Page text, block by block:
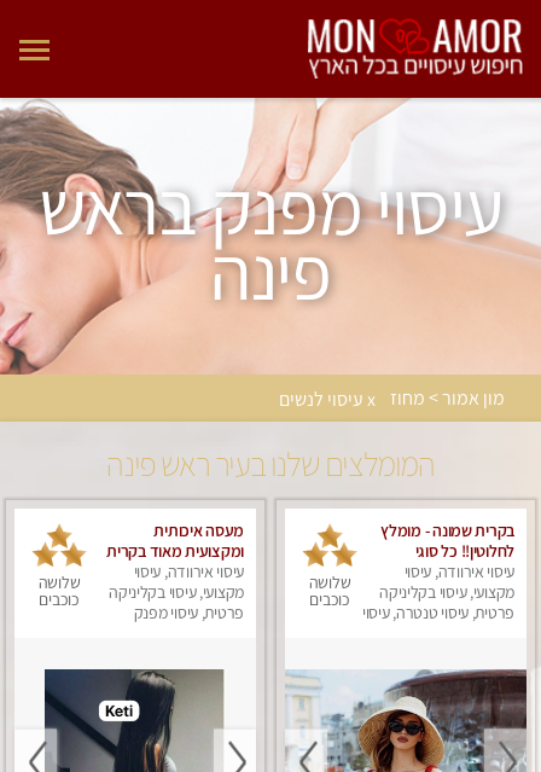
עיסוי מפנק בראש
פינה
מון אמור > מחוז x עיסוי לנשים
המומלצים שלנו בעיר ראש פינה
בקרית שמונה - מומלץ
לחלוטין!! כל סוגי
העיסויים מעסה מקצועית
ואיכותית פרטי!!!
עיסוי אירוודה, עיסוי
מקצועי, עיסוי בקליניקה
פרטית, עיסוי טנטרה, עיסוי
שלושה
כוכבים
מעסה איכותית
ומקצועית מאוד בקרית
ביאליק
עיסוי אירוודה, עיסוי
מקצועי, עיסוי בקליניקה
פרטית, עיסוי מפנק
שלושה
כוכבים